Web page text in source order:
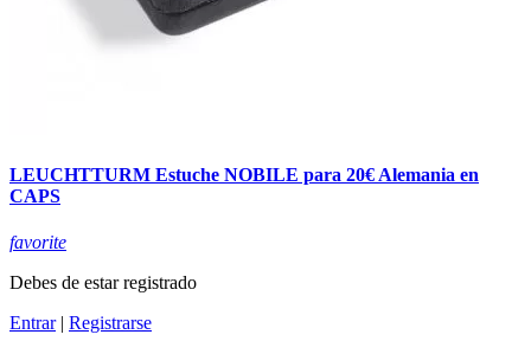
LEUCHTTURM Estuche NOBILE para 20€ Alemania en
CAPS
favorite
Debes de estar registrado
Entrar| Registrarse